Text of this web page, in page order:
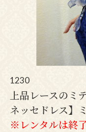
1230
上品レースのミ
ネッセドレス】
※レンタルは終